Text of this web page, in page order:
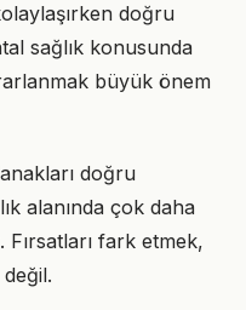
doğru
sağlık konusunda
büyük önem
doğru
alanında çok daha
Fırsatları fark etmek,